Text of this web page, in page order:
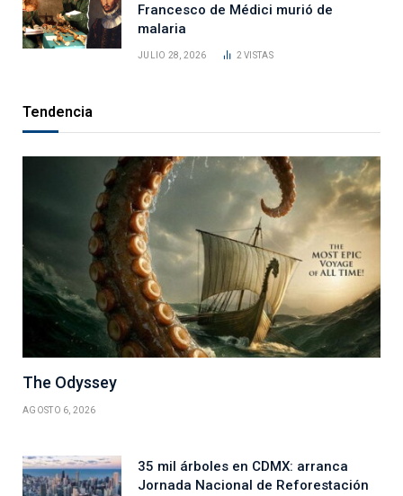
Francesco de Médici murió de
malaria
JULIO 28, 2026 2VISTAS
Tendencia
The Odyssey
AGOSTO 6, 2026
35 mil árboles en CDMX: arranca
Jornada Nacional de Reforestación